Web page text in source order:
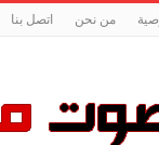
من نحن اتصل بنا